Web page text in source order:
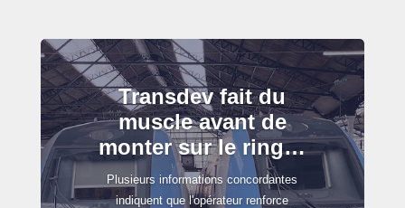
Transdev fait du
muscle avant de
monter sur le ring…
Plusieurs informations concordantes
indiquent que l'opérateur renforce